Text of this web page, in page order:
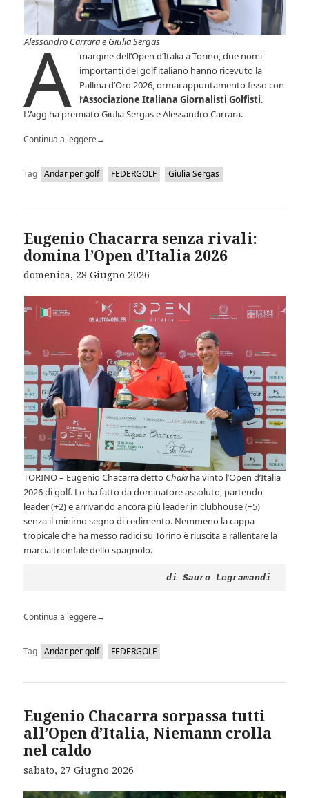
Alessandro Carrara e Giulia Sergas
A
margine dell’Open d’Italia a Torino, due nomi
importanti del golf italiano hanno ricevuto la
Pallina d’Oro 2026, ormai appuntamento fisso con
l’Associazione Italiana Giornalisti Golfisti.
L’Aigg ha premiato Giulia Sergas e Alessandro Carrara.
Continua a leggere→
Tag Andar per golf FEDERGOLF Giulia Sergas
Eugenio Chacarra senza rivali:
domina l’Open d’Italia 2026
domenica, 28 Giugno 2026
TORINO – Eugenio Chacarra detto Chakiha vinto l’Open d’Italia
2026 di golf. Lo ha fatto da dominatore assoluto, partendo
leader (+2) e arrivando ancora più leader in clubhouse (+5)
senza il minimo segno di cedimento. Nemmeno la cappa
tropicale che ha messo radici su Torino è riuscita a rallentare la
marcia trionfale dello spagnolo.
di Sauro Legramandi
Continua a leggere→
Tag Andar per golf FEDERGOLF
Eugenio Chacarra sorpassa tutti
all’Open d’Italia, Niemann crolla
nel caldo
sabato, 27 Giugno 2026